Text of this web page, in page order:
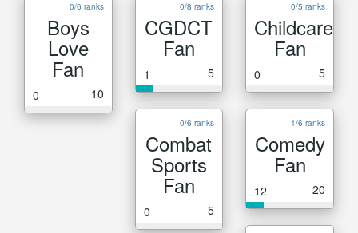
0/6 ranks
Boys
Love
Fan
0 10
0/8 ranks
CGDCT
Fan
1 5
0/5 ranks
Childcare
Fan
0 5
0/6 ranks
Combat
Sports
Fan
0 5
1/6 ranks
Comedy
Fan
12 20